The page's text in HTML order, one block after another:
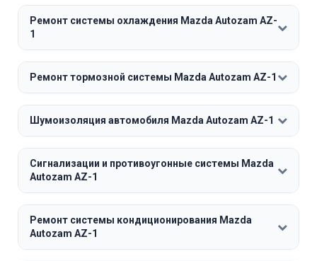
Ремонт системы охлаждения Mazda Autozam AZ-
1
Ремонт тормозной системы Mazda Autozam AZ-1
Шумоизоляция автомобиля Mazda Autozam AZ-1
Сигнализации и противоугонные системы Mazda
Autozam AZ-1
Ремонт системы кондиционирования Mazda
Autozam AZ-1